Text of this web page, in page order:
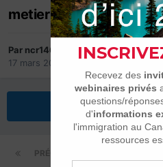
metier de chauffeur
Par ncr146
17 mars 2015
Répondre
PRÉCÉDENT